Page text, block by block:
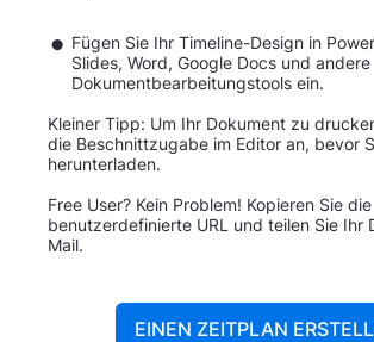
Fügen Sie Ihr Timeline-Design in
Slides, Word, Google Docs und andere
Dokumentbearbeitungstools ein.
Kleiner Tipp: Um Ihr Dokument zu
die Beschnittzugabe im Editor an, bevor
herunterladen.
Free User? Kein Problem! Kopieren Sie die
benutzerdefinierte URL und teilen Sie Ihr
Mail.
EINEN ZEITPLAN